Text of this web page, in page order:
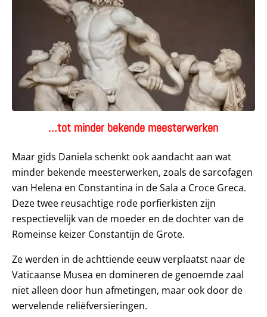
…tot minder bekende meesterwerken
Maar gids Daniela schenkt ook aandacht aan wat
minder bekende meesterwerken, zoals de sarcofagen
van Helena en Constantina in de Sala a Croce Greca.
Deze twee reusachtige rode porfierkisten zijn
respectievelijk van de moeder en de dochter van de
Romeinse keizer Constantijn de Grote.
Ze werden in de achttiende eeuw verplaatst naar de
Vaticaanse Musea en domineren de genoemde zaal
niet alleen door hun afmetingen, maar ook door de
wervelende reliëfversieringen.